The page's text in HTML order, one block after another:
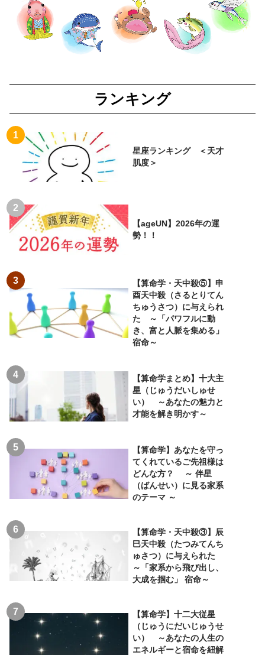
ランキング
星座ランキング ＜天才
肌度＞
【ageUN】2026年の運
勢！！
【算命学・天中殺⑤】申
酉天中殺（さるとりてん
ちゅうさつ）に与えられ
た ～「パワフルに動
き、富と人脈を集める」
宿命～
【算命学まとめ】十大主
星（じゅうだいしゅせ
い） ～あなたの魅力と
才能を解き明かす～
【算命学】あなたを守っ
てくれているご先祖様は
どんな方？ ～ 伴星
（ばんせい）に見る家系
のテーマ ～
【算命学・天中殺③】辰
巳天中殺（たつみてんち
ゅさつ）に与えられた
～「家系から飛び出し、
大成を掴む」 宿命～
【算命学】十二大従星
（じゅうにだいじゅうせ
い） ～あなたの人生の
エネルギーと宿命を紐解